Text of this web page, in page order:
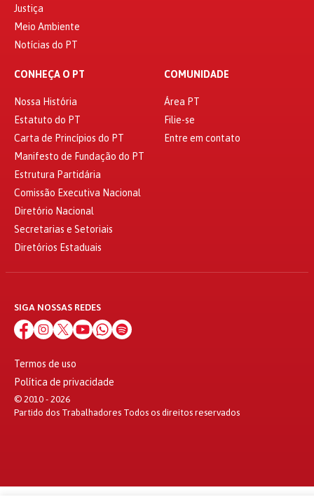
Justiça
Meio Ambiente
Notícias do PT
CONHEÇA O PT
Nossa História
Estatuto do PT
Carta de Princípios do PT
Manifesto de Fundação do PT
Estrutura Partidária
Comissão Executiva Nacional
Diretório Nacional
Secretarias e Setoriais
Diretórios Estaduais
COMUNIDADE
Área PT
Filie-se
Entre em contato
SIGA NOSSAS REDES
Termos de uso
Política de privacidade
© 2010 - 2026
Partido dos Trabalhadores Todos os direitos reservados